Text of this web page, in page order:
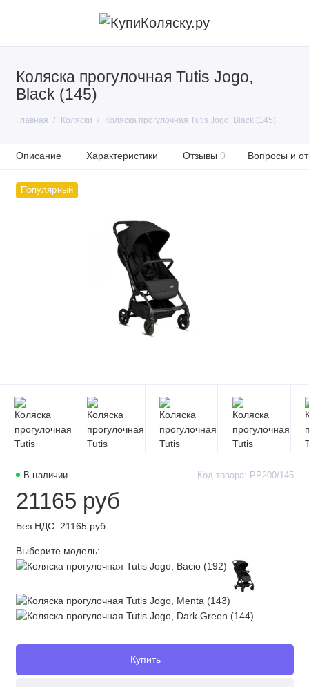
Коляска прогулочная Tutis Jogo,
Black (145)
Главная Коляски Коляска прогулочная Tutis Jogo, Black (145)
Описание Характеристики Отзывы 0 Вопросы и
Популярный
В наличии Код товара: PP200/145
21165 руб
Без НДС: 21165 руб
Выберите модель:
Купить